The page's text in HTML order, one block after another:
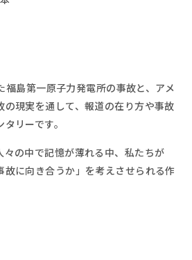
福島第一原子力発電所の事故と、アメ
の現実を通して、報道の在り方や事故
タリーです。
々の中で記憶が薄れる中、私たちが
故に向き合うか」を考えさせられる作